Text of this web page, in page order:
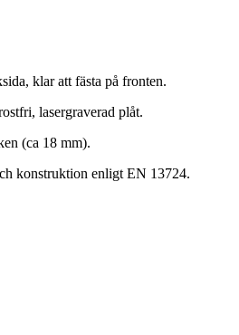
klar att fästa på fronten.
lasergraverad plåt.
(ca 18 mm).
konstruktion enligt EN 13724.